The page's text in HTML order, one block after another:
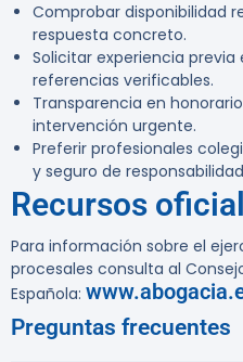
Comprobar disponibilidad
respuesta concreto.
Solicitar experiencia previa
referencias verificables.
Transparencia en
intervención urgente.
Preferir profesionales
y seguro de
Recursos
Para información sobre el
procesales consulta al
Española:
Preguntas frecuentes